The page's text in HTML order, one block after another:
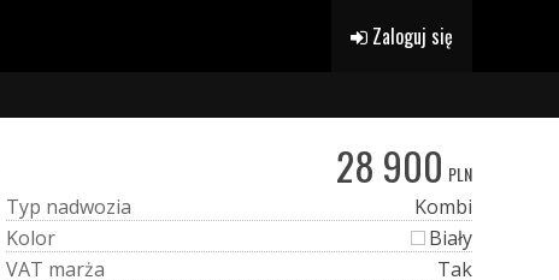
Zaloguj się
28 900 PLN
Typ nadwozia
Kombi
Kolor
Biały
VAT marża
Tak